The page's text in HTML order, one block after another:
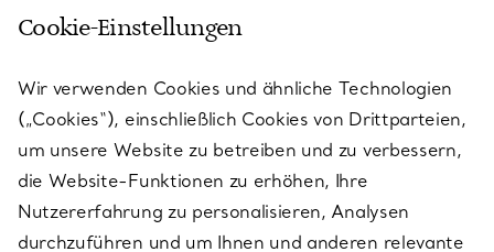
KUNDENSERVICE
SERVICES
ÜBER TIFFANY & CO.
Cookie-Einstellungen
Wir verwenden Cookies und ähnliche Technologien
(„Cookies“), einschließlich Cookies von Drittparteien,
um unsere Website zu betreiben und zu verbessern,
die Website-Funktionen zu erhöhen, Ihre
Nutzererfahrung zu personalisieren, Analysen
durchzuführen und um Ihnen und anderen relevante